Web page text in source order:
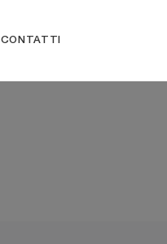
CONTATTI